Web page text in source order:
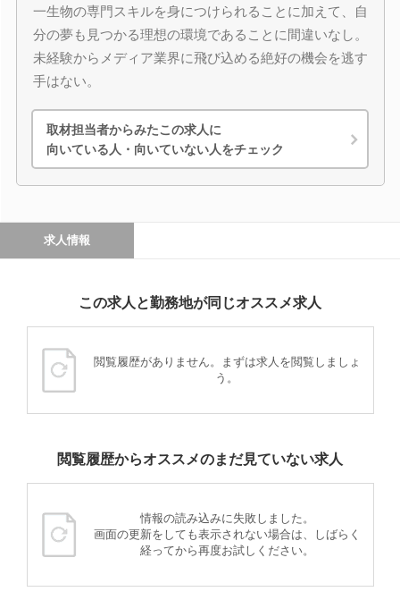
一生物の専門スキルを身につけられることに加えて、自
分の夢も見つかる理想の環境であることに間違いなし。
未経験からメディア業界に飛び込める絶好の機会を逃す
手はない。
取材担当者からみたこの求人に
向いている人・向いていない人をチェック
求人情報
この求人と勤務地が同じオススメ求人
閲覧履歴がありません。まずは求人を閲覧しましょ
う。
閲覧履歴からオススメのまだ見ていない求人
情報の読み込みに失敗しました。
画面の更新をしても表示されない場合は、しばらく
経ってから再度お試しください。